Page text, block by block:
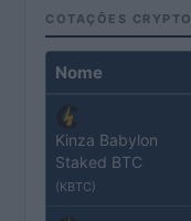
COTAÇÕES CRYPTO
Nome
Kinza Babylon
Staked BTC
(KBTC)